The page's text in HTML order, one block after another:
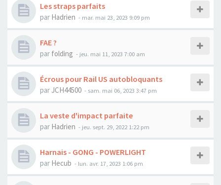
Les straps parfaits
par Hadrien - mar. mai 23, 2023 9:09 pm
FAE ?
par folding - jeu. mai 11, 2023 7:00 am
Écrous pour Rail US autobloquants
par JCH44500 - sam. mai 06, 2023 3:47 pm
La veste d'impact parfaite
par Hadrien - jeu. sept. 29, 2022 1:22 pm
Harnais - GONG - POWERLIGHT
par Hecub - lun. avr. 17, 2023 1:06 pm